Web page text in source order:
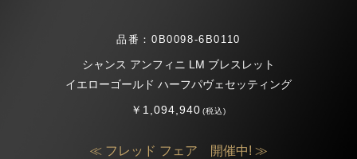
品番：0B0098-6B0110
シャンス アンフィニ LM ブレスレット
イエローゴールド ハーフパヴェセッティング
￥1,094,940(税込)
≪ フレッド フェア 開催中! ≫